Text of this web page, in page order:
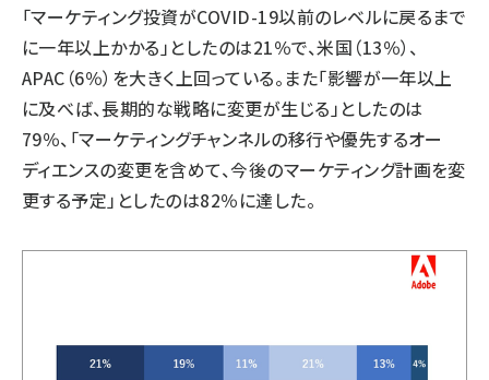
「マーケティング投資がCOVID-19以前のレベルに戻るまで
に一年以上かかる」としたのは21％で、米国（13％）、
APAC（6％）を大きく上回っている。また「影響が一年以上
に及べば、長期的な戦略に変更が生じる」としたのは
79％、「マーケティングチャンネルの移行や優先するオー
ディエンスの変更を含めて、今後のマーケティング計画を変
更する予定」としたのは82％に達した。